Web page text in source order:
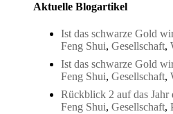
Aktuelle Blogartikel
Ist das schwarze Gold
Feng Shui, Gesellschaft,
Ist das schwarze Gold
Feng Shui, Gesellschaft,
Rückblick 2 auf das
Feng Shui, Gesellschaft,